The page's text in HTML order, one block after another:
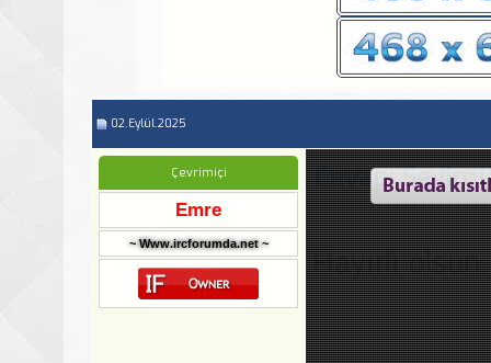
02.Eylül.2025
Çevrimiçi
Emre
~ Www.ircforumda.net ~
Cevap:
Hayırlı